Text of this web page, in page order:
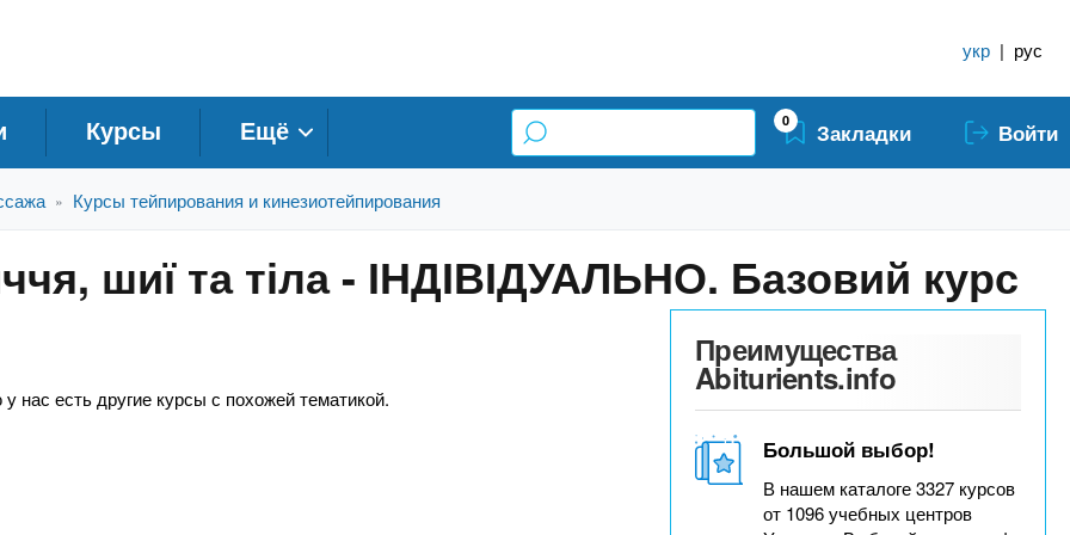
укр | рус
Курсы Ещё 0 Закладки Войти
» Курсы тейпирования и кинезиотейпирования
шиї та тіла - ІНДІВІДУАЛЬНО. Базовий курс
нас есть другие курсы с похожей тематикой.
Преимущества
Abiturients.info
Большой выбор!
В нашем каталоге 3327 курсов
от 1096 учебных центров